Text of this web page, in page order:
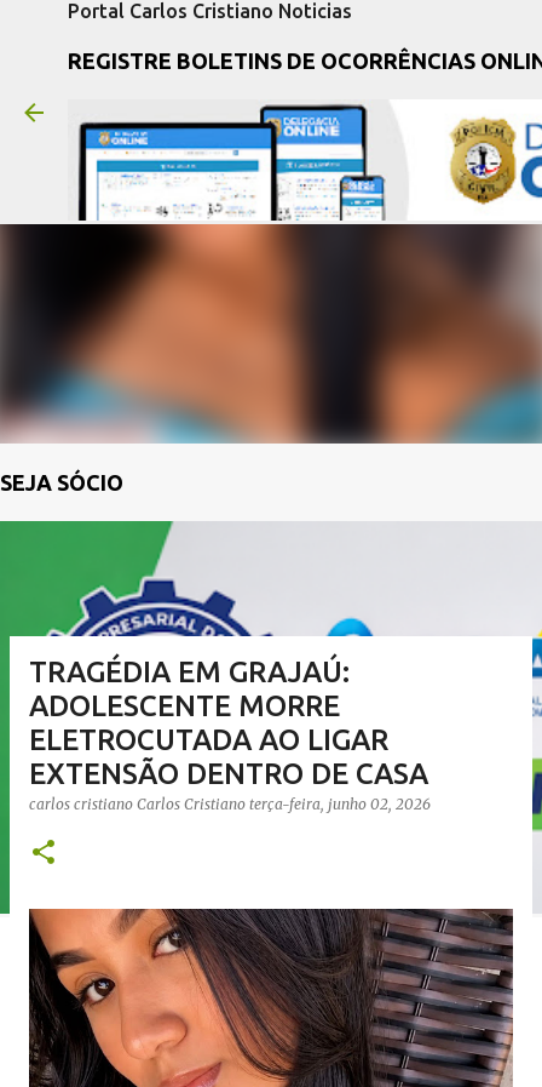
Portal Carlos Cristiano Noticias
REGISTRE BOLETINS DE OCORRÊNCIAS
SEJA SÓCIO
TRAGÉDIA EM GRAJAÚ:
ADOLESCENTE MORRE
ELETROCUTADA AO LIGAR
EXTENSÃO DENTRO DE CASA
carlos cristiano Carlos Cristiano terça-feira, junho 02, 2026